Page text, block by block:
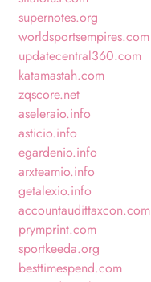
supernotes.org
worldsportsempires.com
updatecentral360.com
katamastah.com
zqscore.net
aseleraio.info
asticio.info
egardenio.info
arxteamio.info
getalexio.info
accountaudittaxcon.com
prymprint.com
sportkeeda.org
besttimespend.com